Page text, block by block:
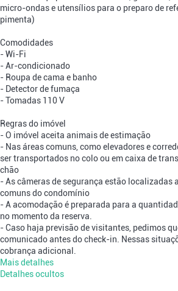
micro-ondas e utensílios para o preparo de
pimenta)
Comodidades
- Wi-Fi
- Ar-condicionado
- Roupa de cama e banho
- Detector de fumaça
- Tomadas 110 V
Regras do imóvel
- O imóvel aceita animais de estimação
- Nas áreas comuns, como elevadores e
ser transportados no colo ou em caixa de
chão
- As câmeras de segurança estão localizadas
comuns do condomínio
- A acomodação é preparada para a
no momento da reserva.
- Caso haja previsão de visitantes, pedimos
comunicado antes do check-in. Nessas
cobrança adicional.
Mais detalhes
Detalhes ocultos